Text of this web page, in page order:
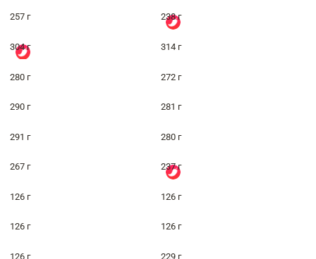
257 г 238 г
304 г 314 г
280 г 272 г
290 г 281 г
291 г 280 г
267 г 237 г
126 г 126 г
126 г 126 г
126 г 229 г